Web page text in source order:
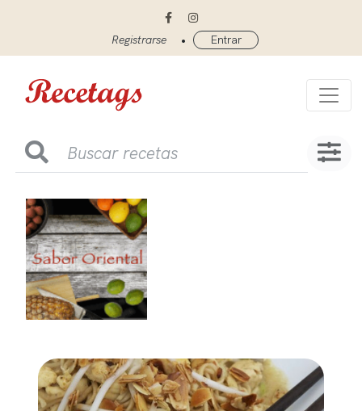
Registrarse • Entrar